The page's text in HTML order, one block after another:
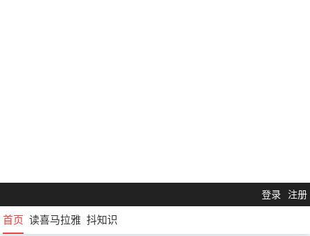
登录 注册
首页 读喜马拉雅 抖知识